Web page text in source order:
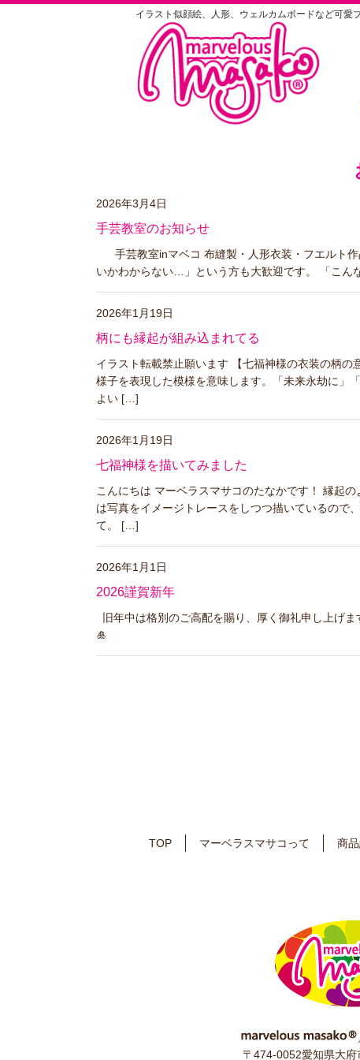
イラスト似顔絵、人形、ウェルカムボードなど可愛
2026年3月4日
手芸教室のお知らせ
手芸教室inマベコ 布縫製・人形衣装・フエルト作
いかわからない…」という方も大歓迎です。 「こん
2026年1月19日
柄にも縁起が組み込まれてる
イラスト転載禁止願います 【七福神様の衣装の柄
様子を表現した模様を意味します。「未来永劫に」
よい […]
2026年1月19日
七福神様を描いてみました
こんにちは マーベラスマサコのたなかです！ 縁起
は写真をイメージトレースをしつつ描いているので
て。 […]
2026年1月1日
2026謹賀新年
旧年中は格別のご高配を賜り、厚く御礼申し上げ
🎍
TOP マーベラスマサコって 商
〒474-0052愛知県大